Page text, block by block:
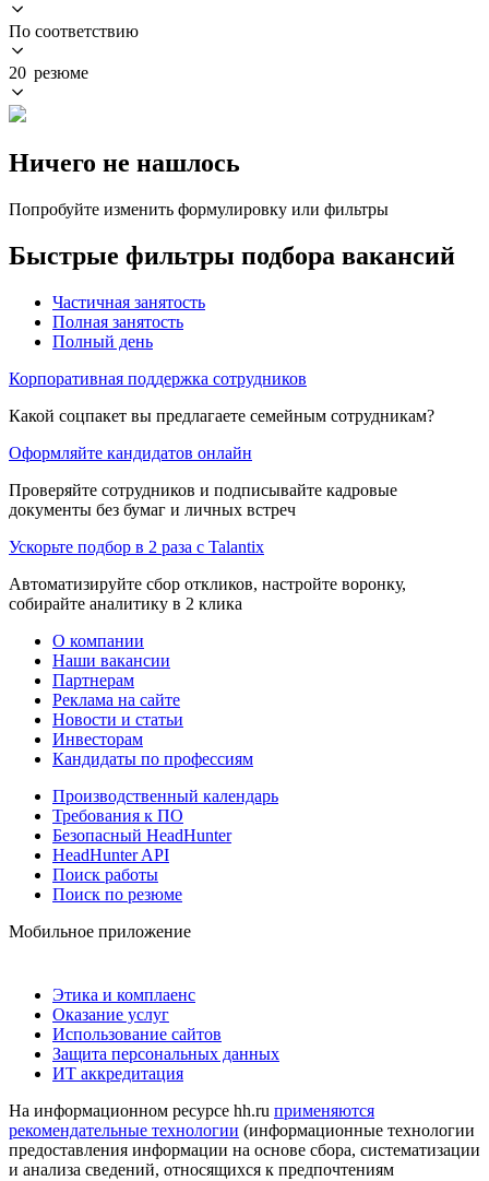
По соответствию
20 резюме
Ничего не нашлось
Попробуйте изменить формулировку или фильтры
Быстрые фильтры подбора вакансий
Частичная занятость
Полная занятость
Полный день
Корпоративная поддержка сотрудников
Какой соцпакет вы предлагаете семейным сотрудникам?
Оформляйте кандидатов онлайн
Проверяйте сотрудников и подписывайте кадровые
документы без бумаг и личных встреч
Ускорьте подбор в 2 раза с Talantix
Автоматизируйте сбор откликов, настройте воронку,
собирайте аналитику в 2 клика
О компании
Наши вакансии
Партнерам
Реклама на сайте
Новости и статьи
Инвесторам
Кандидаты по профессиям
Производственный календарь
Требования к ПО
Безопасный HeadHunter
HeadHunter API
Поиск работы
Поиск по резюме
Мобильное приложение
Этика и комплаенс
Оказание услуг
Использование сайтов
Защита персональных данных
ИТ аккредитация
На информационном ресурсе hh.ru применяются
рекомендательные технологии (информационные технологии
предоставления информации на основе сбора, систематизации
и анализа сведений, относящихся к предпочтениям